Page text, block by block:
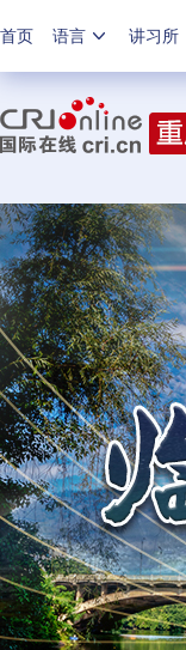
首页 语言 讲习所